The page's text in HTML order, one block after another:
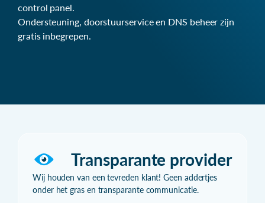
control panel.
Ondersteuning, doorstuurservice en DNS beheer zijn
gratis inbegrepen.
Transparante provider
Wij houden van een tevreden klant! Geen addertjes
onder het gras en transparante communicatie.